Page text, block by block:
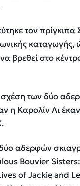
τον πρίγκιπα
καταγωγής,
βρεθεί στο
των δύο
η Καρολίν Λι
αδερφών
Bouvier
of Jackie and